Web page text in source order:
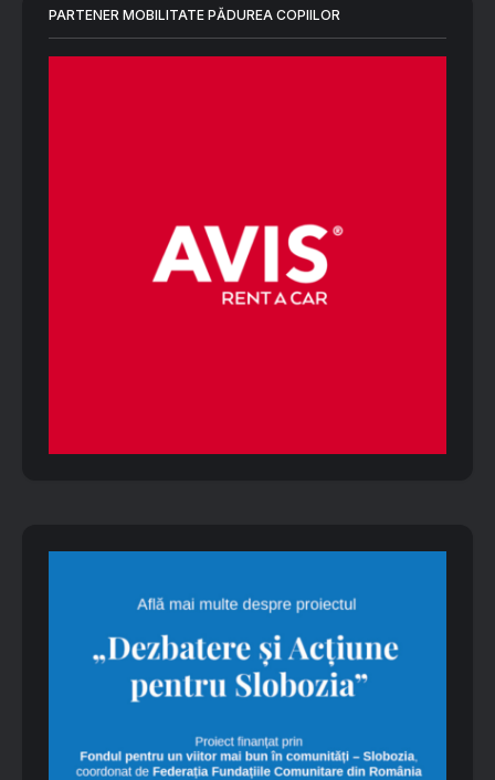
PARTENER MOBILITATE PĂDUREA COPIILOR